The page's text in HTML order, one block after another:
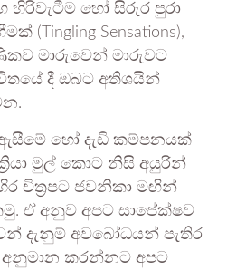
හිරිවැටීම හෝ සිරුර පුරා
(Tingling Sensations),
මාරුවෙන් මාරුවට
දී ඔබට අතිශයින්
හෝ දැඩි කම්පනයක්
මුල් කොට නිසි අයුරින්
චිත්‍රපට ජවනිකා මඟින්
ඒ අනුව අපට සාපේක්ෂව
දැනුම් අවබෝධයන් පැතිර
අනුමාන කරන්නට අපට